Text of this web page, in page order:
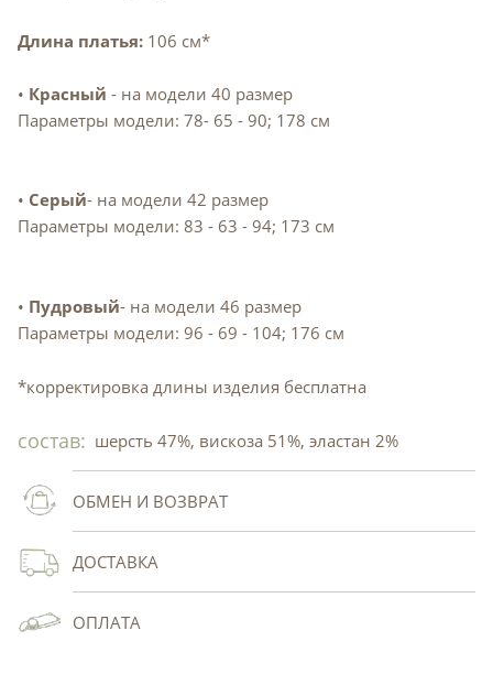
Длина платья: 106 см*
• Красный - на модели 40 размер
Параметры модели: 78- 65 - 90; 178 см
• Серый- на модели 42 размер
Параметры модели: 83 - 63 - 94; 173 см
• Пудровый- на модели 46 размер
Параметры модели: 96 - 69 - 104; 176 см
*корректировка длины изделия бесплатна
состав: шерсть 47%, вискоза 51%, эластан 2%
ОБМЕН И ВОЗВРАТ
ДОСТАВКА
ОПЛАТА